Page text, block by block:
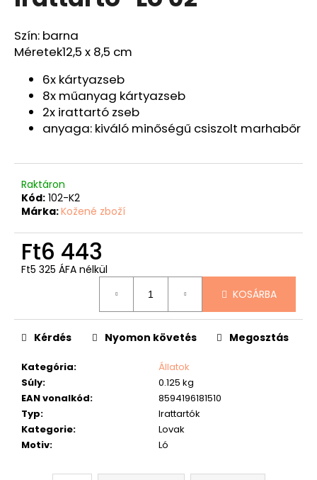
ből
4,0
csillag.
Szín: barna
Méretek12,5 x 8,5 cm
6x kártyazseb
8x műanyag kártyazseb
2x irattartó zseb
anyaga: kiváló minőségű csiszolt marhabőr
Raktáron
Kód: 102-K2
Márka:Kožené zboží
Ft6 443
Ft5 325 ÁFA nélkül
KOSÁRBA
Kategória:
Állatok
Súly:
0.125 kg
EAN vonalkód:
8594196181510
Typ:
Irattartók
Kategorie:
Lovak
Motiv: Ló
Kérdés Nyomon követés Megosztás
A
j
HORGÁSZ
PÉNZTÁRCA
"PONTY
ÉS
40
Ft12